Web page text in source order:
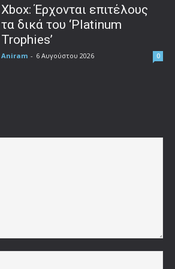
Xbox: Έρχονται επιτέλους
τα δικά του ‘Platinum
Trophies’
Aniram - 6 Αυγούστου 2026 0